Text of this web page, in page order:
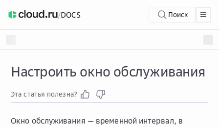
/DOCS Поиск
Настроить окно обслуживания
Эта статья полезна?
Окно обслуживания — временной интервал, в